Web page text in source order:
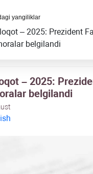
yangiliklar
– 2025: Prezident
belgilandi
– 2025:
belgilandi